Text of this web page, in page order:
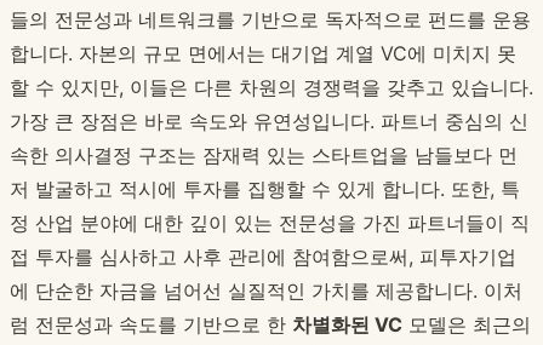
들의 전문성과 네트워크를 기반으로 독자적으로 펀드를 운용
합니다. 자본의 규모 면에서는 대기업 계열 VC에 미치지 못
할 수 있지만, 이들은 다른 차원의 경쟁력을 갖추고 있습니다.
가장 큰 장점은 바로 속도와 유연성입니다. 파트너 중심의 신
속한 의사결정 구조는 잠재력 있는 스타트업을 남들보다 먼
저 발굴하고 적시에 투자를 집행할 수 있게 합니다. 또한, 특
정 산업 분야에 대한 깊이 있는 전문성을 가진 파트너들이 직
접 투자를 심사하고 사후 관리에 참여함으로써, 피투자기업
에 단순한 자금을 넘어선 실질적인 가치를 제공합니다. 이처
럼 전문성과 속도를 기반으로 한 차별화된 VC 모델은 최근의